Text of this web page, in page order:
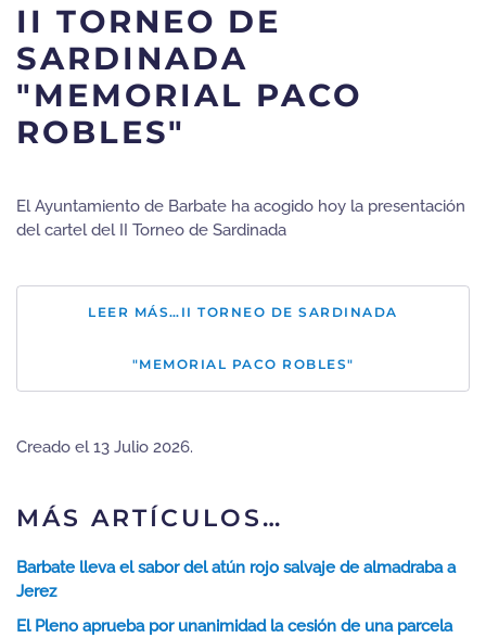
II TORNEO DE
SARDINADA
"MEMORIAL PACO
ROBLES"
El Ayuntamiento de Barbate ha acogido hoy la presentación
del cartel del II Torneo de Sardinada
LEER MÁS…II TORNEO DE SARDINADA
"MEMORIAL PACO ROBLES"
Creado el13 Julio 2026.
MÁS ARTÍCULOS…
Barbate lleva el sabor del atún rojo salvaje de almadraba a
Jerez
El Pleno aprueba por unanimidad la cesión de una parcela